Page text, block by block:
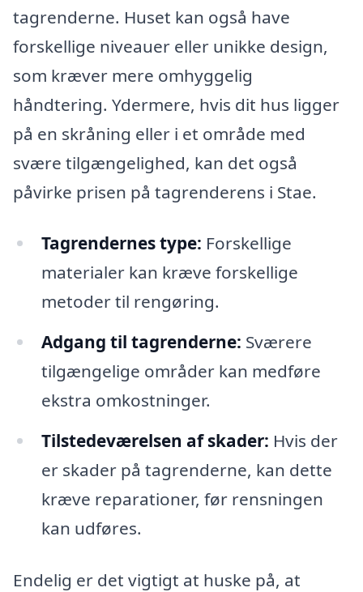
tagrenderne. Huset kan også have
forskellige niveauer eller unikke design,
som kræver mere omhyggelig
håndtering. Ydermere, hvis dit hus ligger
på en skråning eller i et område med
svære tilgængelighed, kan det også
påvirke prisen på tagrenderens i Stae.
Tagrendernes type: Forskellige
materialer kan kræve forskellige
metoder til rengøring.
Adgang til tagrenderne: Sværere
tilgængelige områder kan medføre
ekstra omkostninger.
Tilstedeværelsen af skader: Hvis der
er skader på tagrenderne, kan dette
kræve reparationer, før rensningen
kan udføres.
Endelig er det vigtigt at huske på, at